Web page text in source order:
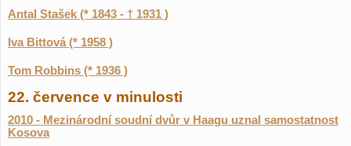
Antal Stašek (* 1843 - † 1931 )
Iva Bittová (* 1958 )
Tom Robbins (* 1936 )
22. července v minulosti
2010 - Mezinárodní soudní dvůr v Haagu uznal samostatnost
Kosova